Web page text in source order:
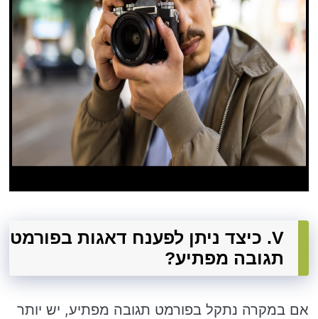
V. כיצד ניתן לפענח דאגות בפורמט
תגובה מפתיע?
אם במקרה נתקל בפורמט תגובה מפתיע, יש יותר